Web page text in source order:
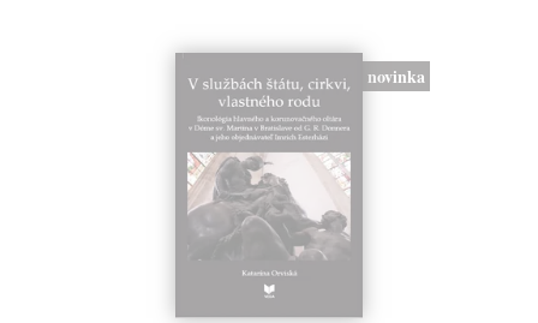
novinka